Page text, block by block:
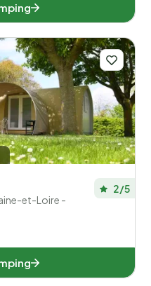
et-Loire -
2/5